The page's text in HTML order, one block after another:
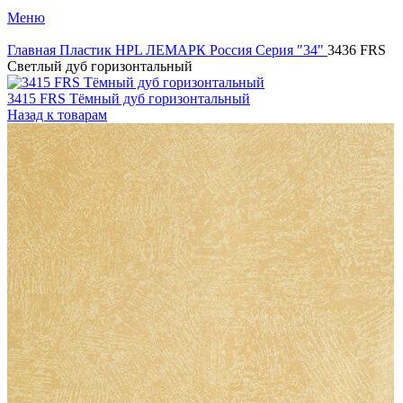
Меню
Главная Пластик HPL ЛЕМАРК Россия Серия "34" 3436 FRS
Cветлый дуб горизонтальный
3415 FRS Тёмный дуб горизонтальный
Назад к товарам